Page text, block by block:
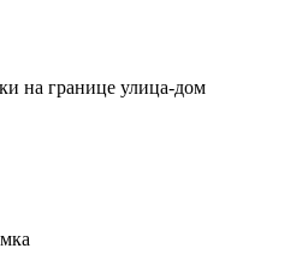
на границе улица-дом